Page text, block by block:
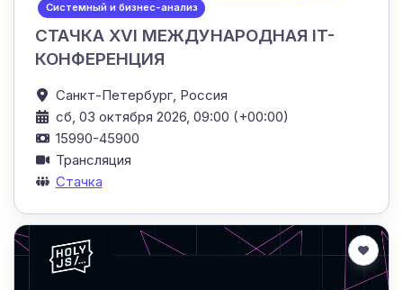
Системный и бизнес-анализ
СТАЧКА XVI МЕЖДУНАРОДНАЯ IT-
КОНФЕРЕНЦИЯ
Санкт-Петербург, Россия
сб, 03 октября 2026, 09:00 (+00:00)
15990-45900
Трансляция
Стачка